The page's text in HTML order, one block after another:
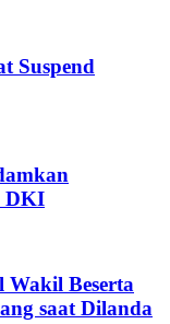
Suspend
DKI
Beserta
saat Dilanda